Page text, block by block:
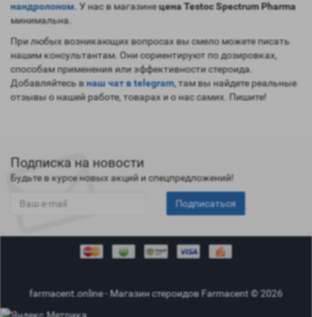
нандролоном . У нас в магазинецена Testoc Spectrum Pharma
минимальна.
При любых возникающих вопросах вы смело можете писать
нашим консультантам. Они сориентируют по дозировках,
способам применения или эффективности стероида.
Добавляйтесь внаш чат в telegram, там вы найдете реальные
отзывы о нашей работе, товарах и о нас самих. Пишите!
Подписка на новости
Будьте в курсе новых акций и спецпредложений!
Подписаться
farmacent.online - Магазин стероидов Farmacent © 2026